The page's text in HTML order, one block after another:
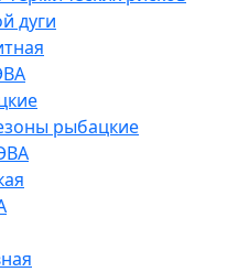
дуги
рыбацкие